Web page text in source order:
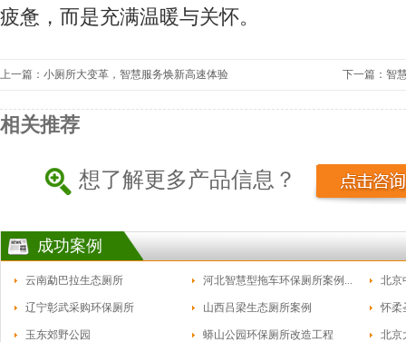
疲惫，而是充满温暖与关怀。
上一篇：小厕所大变革，智慧服务焕新高速体验 下一篇：智
相关推荐
想了解更多产品信息？
成功案例
云南勐巴拉生态厕所 河北智慧型拖车环保厕所案例... 北京
辽宁彰武采购环保厕所 山西吕梁生态厕所案例 怀柔
玉东郊野公园 蟒山公园环保厕所改造工程 北京